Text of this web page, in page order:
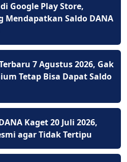
Google Play Store,
Mendapatkan Saldo DANA
7 Agustus 2026, Gak
Tetap Bisa Dapat Saldo
Kaget 20 Juli 2026,
agar Tidak Tertipu